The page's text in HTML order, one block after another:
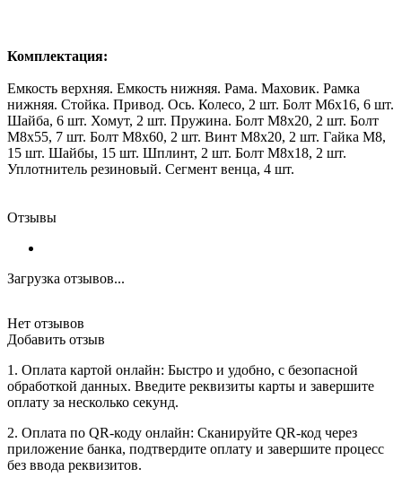
Комплектация:
Емкость верхняя. Емкость нижняя. Рама. Маховик. Рамка
нижняя. Стойка. Привод. Ось. Колесо, 2 шт. Болт М6х16, 6 шт.
Шайба, 6 шт. Хомут, 2 шт. Пружина. Болт М8х20, 2 шт. Болт
М8х55, 7 шт. Болт М8х60, 2 шт. Винт М8х20, 2 шт. Гайка М8,
15 шт. Шайбы, 15 шт. Шплинт, 2 шт. Болт М8х18, 2 шт.
Уплотнитель резиновый. Сегмент венца, 4 шт.
Отзывы
Загрузка отзывов...
Нет отзывов
Добавить отзыв
1. Оплата картой онлайн: Быстро и удобно, с безопасной
обработкой данных. Введите реквизиты карты и завершите
оплату за несколько секунд.
2. Оплата по QR-коду онлайн: Сканируйте QR-код через
приложение банка, подтвердите оплату и завершите процесс
без ввода реквизитов.